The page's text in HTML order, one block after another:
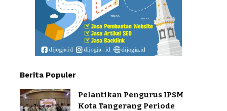
Berita Populer
Pelantikan Pengurus IPSM
Kota Tangerang Periode